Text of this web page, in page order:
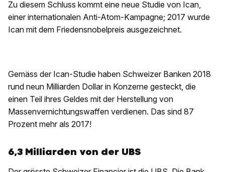
Zu diesem Schluss kommt eine neue Studie von Ican,
einer internationalen Anti-Atom-Kampagne; 2017 wurde
Ican mit dem Friedensnobelpreis ausgezeichnet.
Gemäss der Ican-Studie haben Schweizer Banken 2018
rund neun Milliarden Dollar in Konzerne gesteckt, die
einen Teil ­ihres Geldes mit der Herstellung von
Massenvernichtungswaffen verdienen. Das sind 87
Prozent mehr als 2017!
6,3 Milliarden von der UBS